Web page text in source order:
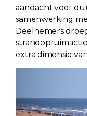
aandacht voor
samenwerking
Deelnemers
extra dimensie